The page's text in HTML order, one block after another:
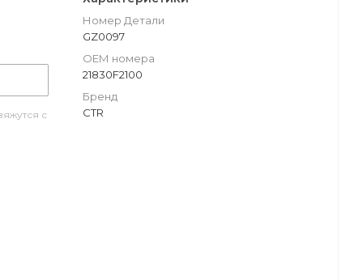
с
Номер Детали
GZ0097
ОЕМ номера
21830F2100
Бренд
CTR